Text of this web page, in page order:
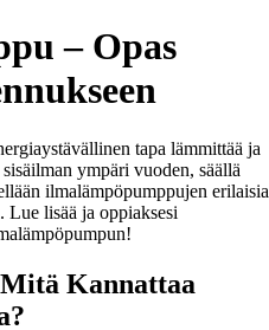
– Opas
tapa lämmittää ja
ympäri vuoden, säällä
ilmalämpöpumppujen erilaisia
Lue lisää ja oppiaksesi
Kannattaa